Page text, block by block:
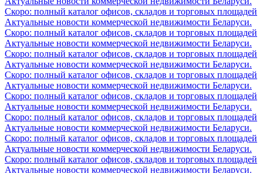
Скоро: полный каталог офисов, складов и торговых площадей
Актуальные новости коммерческой недвижимости Беларуси.
Скоро: полный каталог офисов, складов и торговых площадей
Актуальные новости коммерческой недвижимости Беларуси.
Скоро: полный каталог офисов, складов и торговых площадей
Актуальные новости коммерческой недвижимости Беларуси.
Скоро: полный каталог офисов, складов и торговых площадей
Актуальные новости коммерческой недвижимости Беларуси.
Скоро: полный каталог офисов, складов и торговых площадей
Актуальные новости коммерческой недвижимости Беларуси.
Скоро: полный каталог офисов, складов и торговых площадей
Актуальные новости коммерческой недвижимости Беларуси.
Скоро: полный каталог офисов, складов и торговых площадей
Актуальные новости коммерческой недвижимости Беларуси.
Скоро: полный каталог офисов, складов и торговых площадей
Актуальные новости коммерческой недвижимости Беларуси.